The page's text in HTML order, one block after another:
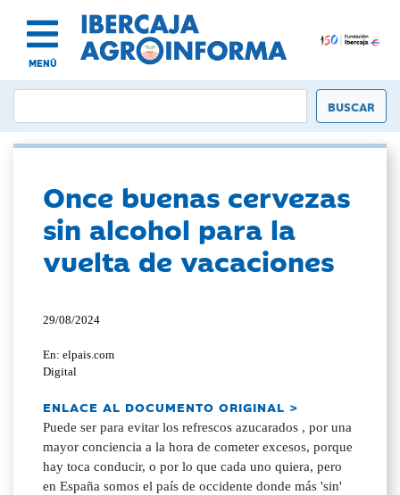
MENÚ
Once buenas cervezas
sin alcohol para la
vuelta de vacaciones
29/08/2024
En: elpais.com
Digital
ENLACE AL DOCUMENTO ORIGINAL >
Puede ser para evitar los refrescos azucarados , por una
mayor conciencia a la hora de cometer excesos, porque
hay toca conducir, o por lo que cada uno quiera, pero
en España somos el país de occidente donde más 'sin'